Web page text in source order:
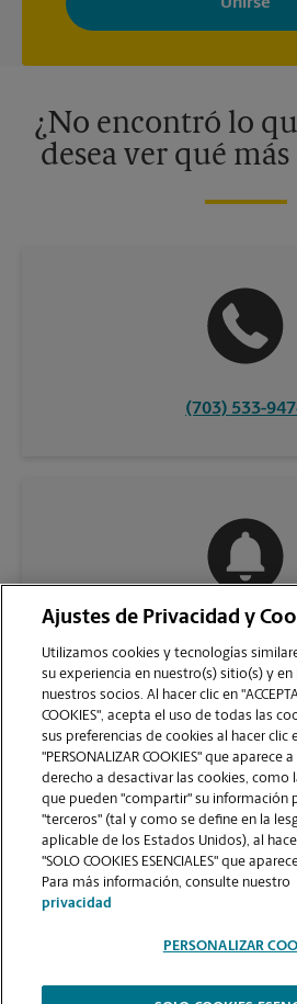
adaptados a sus intereses. Puede darse
momento. Para más información,
¿No encontró lo
desea ver qué
(703) 533-
VER LA PÁGINA DE LA
Ajustes de Privacidad y
Utilizamos cookies y tecnologías
su experiencia en nuestro(s) sitio(s) y
nuestros socios. Al hacer clic en
COOKIES", acepta el uso de todas las
sus preferencias de cookies al hacer clic
"PERSONALIZAR COOKIES" que aparece
derecho a desactivar las cookies, como
que pueden "compartir" su información
"terceros" (tal y como se define en la
aplicable de los Estados Unidos), al
"SOLO COOKIES ESENCIALES" que
Para más información, consulte nuestro
privacidad
PERSONALIZAR